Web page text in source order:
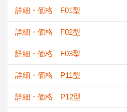
詳細・価格 F01型
詳細・価格 F02型
詳細・価格 F03型
詳細・価格 P11型
詳細・価格 P12型